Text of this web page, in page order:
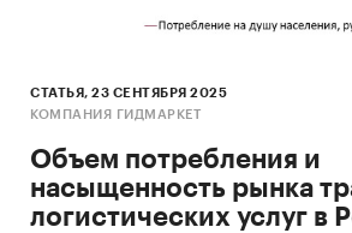
СТАТЬЯ, 23 СЕНТЯБРЯ 2025
КОМПАНИЯ ГИДМАРКЕТ
Объем потребления и
насыщенность рынка
логистических услуг в